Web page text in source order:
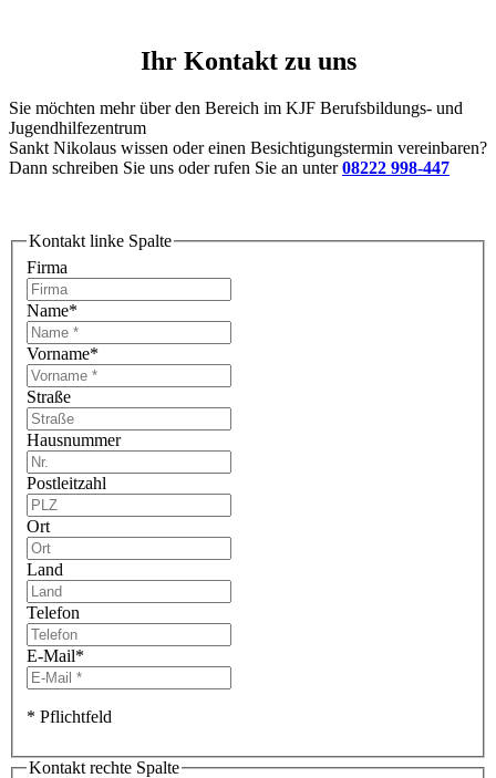
Ihr Kontakt zu uns
Sie möchten mehr über den Bereich im KJF Berufsbildungs- und
Jugendhilfezentrum
Sankt Nikolaus wissen oder einen Besichtigungstermin vereinbaren?
Dann schreiben Sie uns oder rufen Sie an unter 08222 998-447
Kontakt linke Spalte
Firma
Name*
Vorname*
Straße
Hausnummer
Postleitzahl
Ort
Land
Telefon
E-Mail*
* Pflichtfeld
Kontakt rechte Spalte